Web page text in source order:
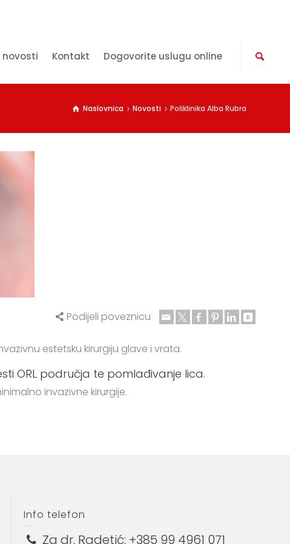
novosti Kontakt Dogovorite uslugu online
Naslovnica Novosti Poliklinika Alba Rubra
Podijeli poveznicu
estetsku kirurgiju glave i vrata.
ORL područja te pomlađivanje lica.
invazivne kirurgije.
Info telefon
Za dr. Radetić: +385 99 4961 071